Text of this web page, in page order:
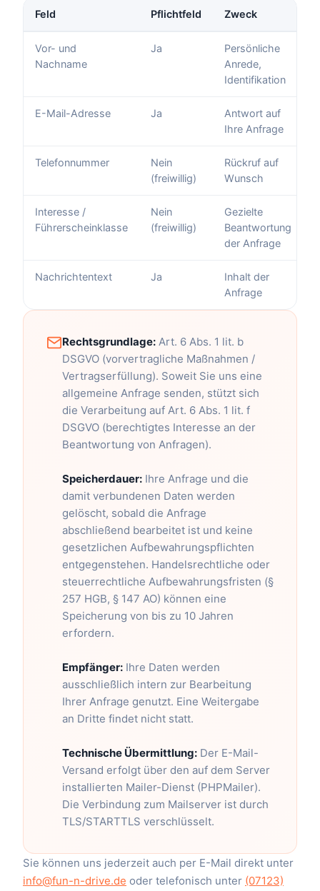
Feld Pflichtfeld Zweck
Vor- und
Nachname
Ja
Persönliche
Anrede,
Identifikation
E-Mail-Adresse Ja
Antwort auf
Ihre Anfrage
Telefonnummer
Nein
(freiwillig)
Rückruf auf
Wunsch
Interesse /
Führerscheinklasse
Nein
(freiwillig)
Gezielte
Beantwortung
der Anfrage
Nachrichtentext Ja
Inhalt der
Anfrage
Rechtsgrundlage: Art. 6 Abs. 1 lit. b
DSGVO (vorvertragliche Maßnahmen /
Vertragserfüllung). Soweit Sie uns eine
allgemeine Anfrage senden, stützt sich
die Verarbeitung auf Art. 6 Abs. 1 lit. f
DSGVO (berechtigtes Interesse an der
Beantwortung von Anfragen).
Speicherdauer: Ihre Anfrage und die
damit verbundenen Daten werden
gelöscht, sobald die Anfrage
abschließend bearbeitet ist und keine
gesetzlichen Aufbewahrungspflichten
entgegenstehen. Handelsrechtliche oder
steuerrechtliche Aufbewahrungsfristen (§
257 HGB, § 147 AO) können eine
Speicherung von bis zu 10 Jahren
erfordern.
Empfänger: Ihre Daten werden
ausschließlich intern zur Bearbeitung
Ihrer Anfrage genutzt. Eine Weitergabe
an Dritte findet nicht statt.
Technische Übermittlung: Der E-Mail-
Versand erfolgt über den auf dem Server
installierten Mailer-Dienst (PHPMailer).
Die Verbindung zum Mailserver ist durch
TLS/STARTTLS verschlüsselt.
Sie können uns jederzeit auch per E-Mail direkt unter
info@fun-n-drive.de oder telefonisch unter (07123)